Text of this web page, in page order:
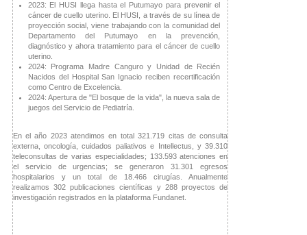
2023: El HUSI llega hasta el Putumayo para prevenir el
cáncer de cuello uterino. El HUSI, a través de su línea de
proyección social, viene trabajando con la comunidad del
Departamento del Putumayo en la prevención,
diagnóstico y ahora tratamiento para el cáncer de cuello
uterino.
2024: Programa Madre Canguro y Unidad de Recién
Nacidos del Hospital San Ignacio reciben recertificación
como Centro de Excelencia.
2024: Apertura de "El bosque de la vida", la nueva sala de
juegos del Servicio de Pediatría.
En el año 2023 atendimos en total 321.719 citas de consulta
externa, oncología, cuidados paliativos e Intellectus, y 39.310
teleconsultas de varias especialidades; 133.593 atenciones en
el servicio de urgencias; se generaron 31.301 egresos
hospitalarios y un total de 18.466 cirugías. Anualmente
realizamos 302 publicaciones científicas y 288 proyectos de
investigación registrados en la plataforma Fundanet.